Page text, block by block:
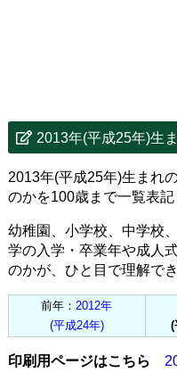
2013年(平成25年)生
2013年(平成25年)生まれ
のかを100歳まで一覧表記
幼稚園、小学校、中学校
学の入学・卒業年や成人
のかが、ひと目で理解でき
前年：2012年
(平成24年)
(
印刷用ページはこちら